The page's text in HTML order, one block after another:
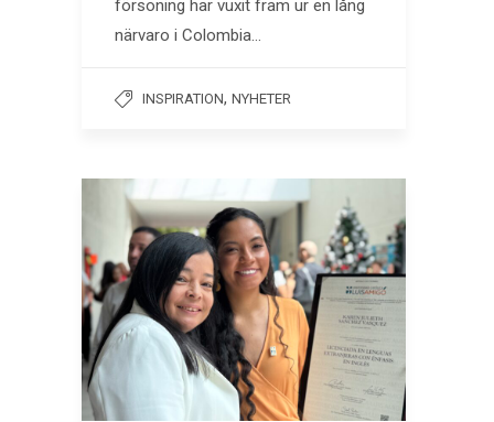
försoning har vuxit fram ur en lång
närvaro i Colombia…
INSPIRATION, NYHETER